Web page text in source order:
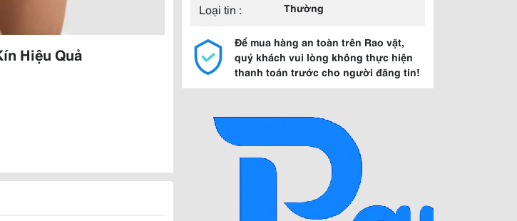
Hiệu Quả
Loại tin :
Thường
Để mua hàng an toàn trên Rao vặt,
quý khách vui lòng không thực hiện
thanh toán trước cho người đăng tin!